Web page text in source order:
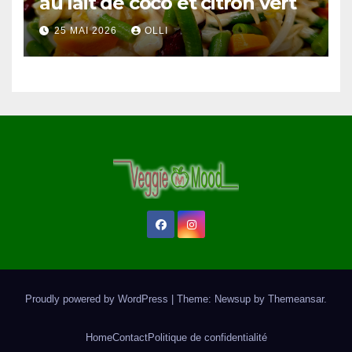
25 MAI 2026 OLLI
Proudly powered by WordPress Theme: Newsup by Themeansar.
HomeContactPolitique de confidentialité